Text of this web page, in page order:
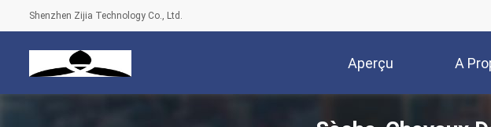
Shenzhen Zijia Technology Co., Ltd.
Aperçu A